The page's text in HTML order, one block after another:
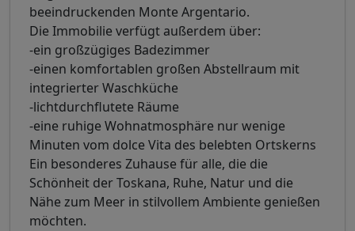
beeindruckenden Monte Argentario.
Die Immobilie verfügt außerdem über:
-ein großzügiges Badezimmer
-einen komfortablen großen Abstellraum mit
integrierter Waschküche
-lichtdurchflutete Räume
-eine ruhige Wohnatmosphäre nur wenige
Minuten vom dolce Vita des belebten Ortskerns
Ein besonderes Zuhause für alle, die die
Schönheit der Toskana, Ruhe, Natur und die
Nähe zum Meer in stilvollem Ambiente genießen
möchten.